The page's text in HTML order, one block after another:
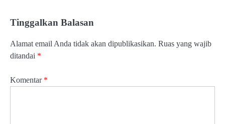
Tinggalkan Balasan
Alamat email Anda tidak akan dipublikasikan. Ruas yang wajib
ditandai *
Komentar *